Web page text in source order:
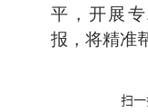
平，开展
报，将精准
扫